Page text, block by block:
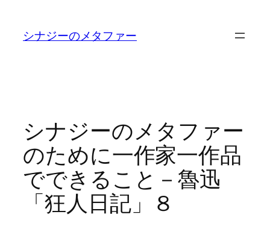
シナジーのメタファー
シナジーのメタファー
のために一作家一作品
でできること－魯迅
「狂人日記」８